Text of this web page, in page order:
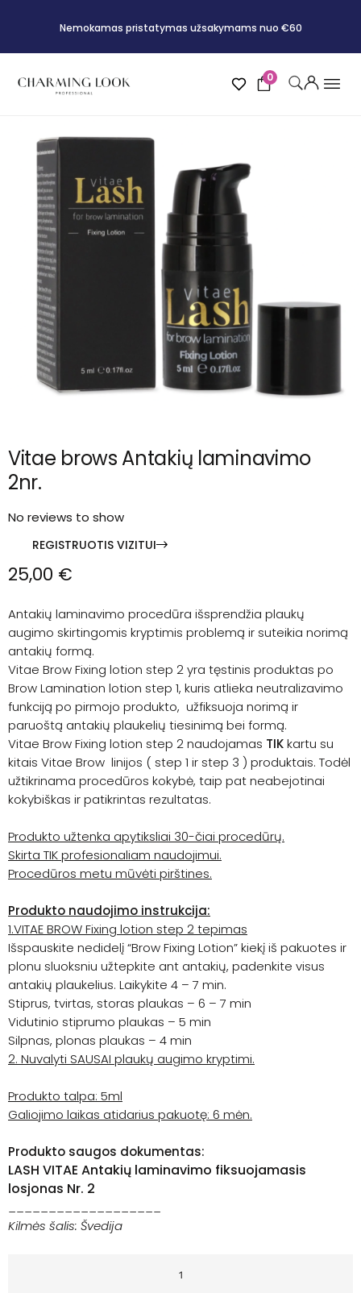
Nemokamas pristatymas užsakymams nuo €60
0
Vitae brows Antakių laminavimo
2nr.
No reviews to show
REGISTRUOTIS VIZITUI
25,00 €
Antakių laminavimo procedūra išsprendžia plaukų
augimo skirtingomis kryptimis problemą ir suteikia norimą
antakių formą.
Vitae Brow Fixing lotion step 2 yra tęstinis produktas po
Brow Lamination lotion step 1, kuris atlieka neutralizavimo
funkciją po pirmojo produkto, užfiksuoja norimą ir
paruoštą antakių plaukelių tiesinimą bei formą.
Vitae Brow Fixing lotion step 2 naudojamas TIKkartu su
kitais Vitae Brow linijos ( step 1 ir step 3 ) produktais. Todėl
užtikrinama procedūros kokybė, taip pat neabejotinai
kokybiškas ir patikrintas rezultatas.
Produkto užtenka apytiksliai 30-čiai procedūrų.
Skirta TIK profesionaliam naudojimui.
Procedūros metu mūvėti pirštines.
Produkto naudojimo instrukcija:
1.VITAE BROW Fixing lotion step 2tepimas
Išspauskite nedidelį “Brow Fixing Lotion” kiekį iš pakuotes ir
plonu sluoksniu užtepkite ant antakių, padenkite visus
antakių plaukelius. Laikykite 4 – 7 min.
Stiprus, tvirtas, storas plaukas – 6 – 7 min
Vidutinio stiprumo plaukas – 5 min
Silpnas, plonas plaukas – 4 min
2. Nuvalyti SAUSAI plaukų augimo kryptimi.
Produkto talpa: 5ml
Galiojimo laikas atidarius pakuotę: 6 mėn.
Produkto saugos dokumentas:
LASH VITAE Antakių laminavimo fiksuojamasis
losjonas Nr. 2
Kilmės šalis: Švedija